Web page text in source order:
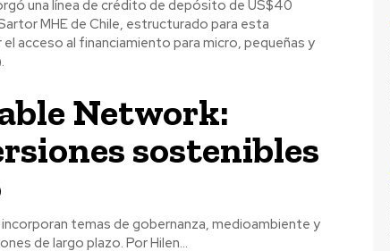
una línea de crédito de depósito de US$40
MHE de Chile, estructurado para esta
acceso al financiamiento para micro, pequeñas y
Network:
sostenibles
temas de gobernanza, medioambiente y
realidad social a la hora de tomar decisiones de largo plazo. Por Hilen...